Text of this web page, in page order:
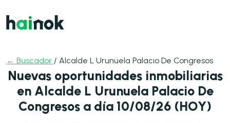
← Buscador / Alcalde L Urunuela Palacio De Congresos
Nuevas oportunidades inmobiliarias
en Alcalde L Urunuela Palacio De
Congresos a día 10/08/26 (HOY)